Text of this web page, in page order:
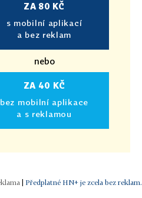
ZA 80 KČ
s mobilní aplikací
a bez reklam
nebo
ZA 40 KČ
bez mobilní aplikace
a s reklamou
Předplatné HN+ je zcela bez reklam.